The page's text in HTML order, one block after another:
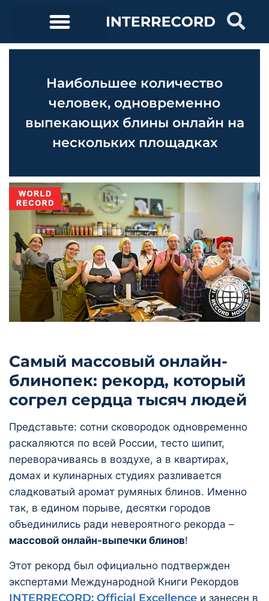
Наибольшее количество
человек, одновременно
выпекающих блины онлайн на
нескольких площадках
Самый массовый онлайн-
блинопек: рекорд, который
согрел сердца тысяч людей
Представьте: сотни сковородок одновременно
раскаляются по всей России, тесто шипит,
переворачиваясь в воздухе, а в квартирах,
домах и кулинарных студиях разливается
сладковатый аромат румяных блинов. Именно
так, в едином порыве, десятки городов
объединились ради невероятного рекорда –
массовой онлайн-выпечки блинов!
Этот рекорд был официально подтвержден
экспертами Международной Книги Рекордов
INTERRECORD: Official Excellence и занесен в